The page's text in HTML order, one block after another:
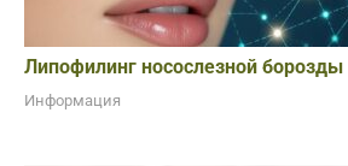
Липофилинг носослезной борозды
Информация